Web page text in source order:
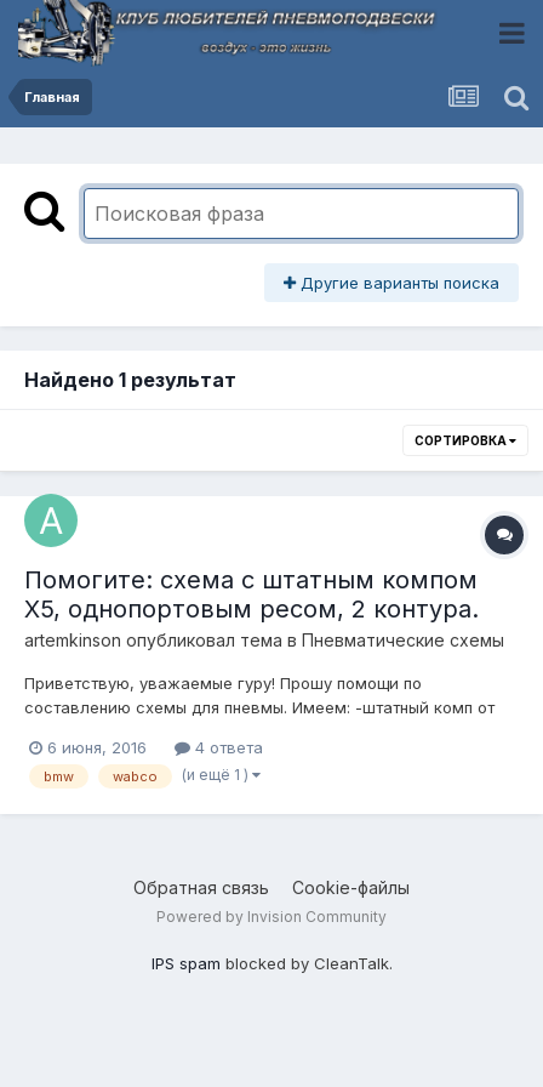
Главная
Другие варианты поиска
Найдено 1 результат
СОРТИРОВКА
Помогите: схема с штатным компом
X5, однопортовым ресом, 2 контура.
artemkinson опубликовал тема в Пневматические схемы
Приветствую, уважаемые гуру! Прошу помощи по
составлению схемы для пневмы. Имеем: -штатный комп от
от него же; (резьба м8х1, думаю что еще с этим сделать, за
советы спасибо) -штатный ресивер touareg VW; -манометры,
6 июня, 2016 4 ответа
bmw wabco (и ещё 1 )
Обратная связь Cookie-файлы
Powered by Invision Community
IPS spam blocked by CleanTalk.